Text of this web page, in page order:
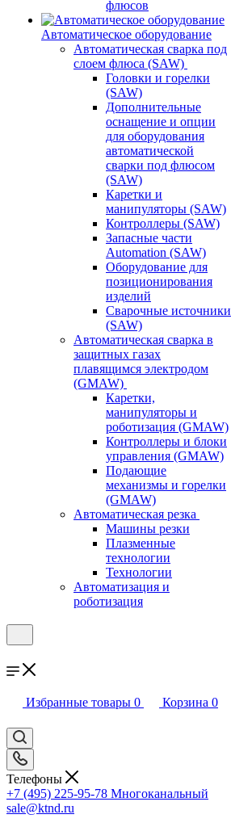
флюсов
Автоматическое оборудование
Автоматическая сварка под
слоем флюса (SAW)
Головки и горелки
(SAW)
Дополнительные
оснащение и опции
для оборудования
автоматической
сварки под флюсом
(SAW)
Каретки и
манипуляторы (SAW)
Контроллеры (SAW)
Запасные части
Automation (SAW)
Оборудование для
позиционирования
изделий
Сварочные источники
(SAW)
Автоматическая сварка в
защитных газах
плавящимся электродом
(GMAW)
Каретки,
манипуляторы и
роботизация (GMAW)
Контроллеры и блоки
управления (GMAW)
Подающие
механизмы и горелки
(GMAW)
Автоматическая резка
Машины резки
Плазменные
технологии
Технологии
Автоматизация и
роботизация
Избранные товары 0 Корзина 0
Телефоны
+7 (495) 225-95-78 Многоканальный
sale@ktnd.ru